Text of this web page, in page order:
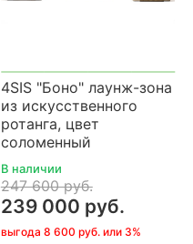
4SIS "Боно" лаунж-зона
из искусственного
ротанга, цвет
соломенный
В наличии
247 600 руб.
239 000 руб.
выгода 8 600 руб. или 3%